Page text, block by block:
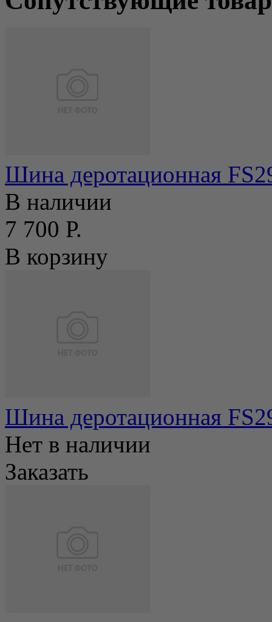
Шина деротационная
В наличии
7 700 Р.
В корзину
Шина деротационная
Нет в наличии
Заказать